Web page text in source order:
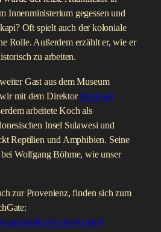
Innenministerium gegessen und
Oft spielt auch der koloniale
Rolle. Außerdem erzählt er, wie er
zu arbeiten.
Gast aus dem Museum
mit dem DirektorBernhard
arbeitete Koch als
Insel Sulawesi und
Reptilien und Amphibien. Seine
Wolfgang Böhme, wie unser
zur Provenienz, finden sich zum
profile/Andre-Koch-6